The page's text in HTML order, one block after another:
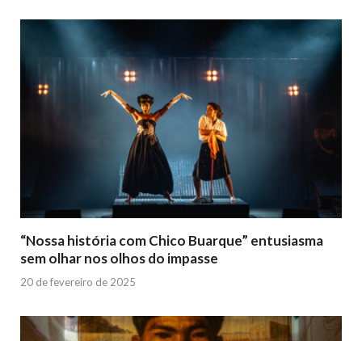
“Nossa história com Chico Buarque” entusiasma
sem olhar nos olhos do impasse
20 de fevereiro de 2025